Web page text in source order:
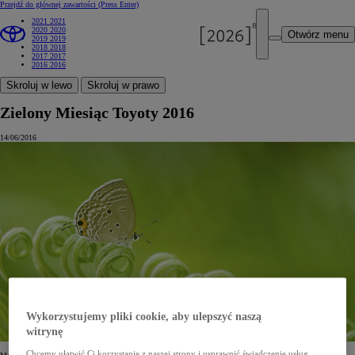
Przejdź do głównej zawartości (Press Enter)
Otwórz menu
2021 2021
2020 2020
2019 2019
2018 2018
2017 2017
2016 2016
Skroluj w lewo Skroluj w prawo
Zielony Miesiąc Toyoty 2016
14/06/2016
Wykorzystujemy pliki cookie, aby ulepszyć naszą
witrynę